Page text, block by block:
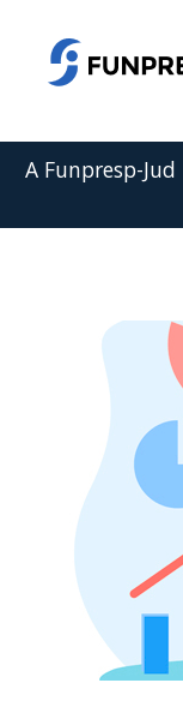
Pular
conteúdo
A Funpresp-Jud